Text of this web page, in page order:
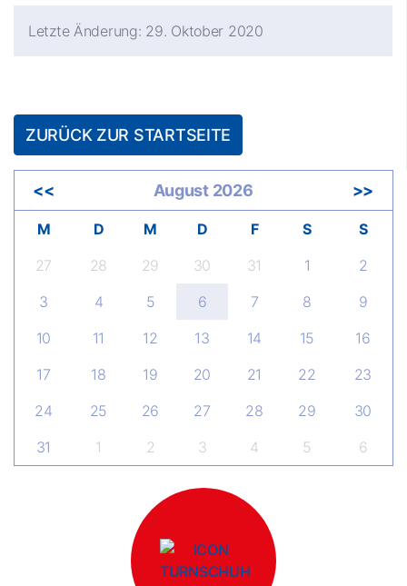
Letzte Änderung: 29. Oktober 2020
ZURÜCK ZUR STARTSEITE
<< August 2026 >>
M D M D F S
S
27
28 29 30 31 1
2
3
4 5 6 7 8
9
10
11 12 13 14 15
16
17
18 19 20 21 22
23
24
25 26 27 28 29
30
31
1 2 3 4 5 6